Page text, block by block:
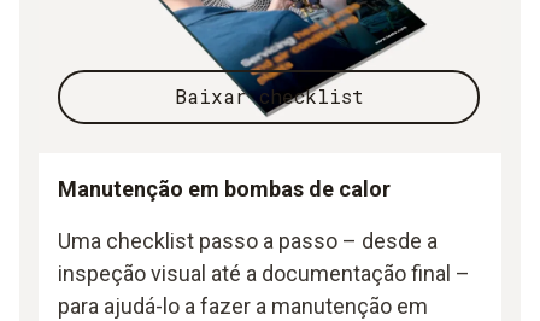
Baixar checklist
Manutenção em bombas de calor
Uma checklist passo a passo – desde a
inspeção visual até a documentação final –
para ajudá-lo a fazer a manutenção em